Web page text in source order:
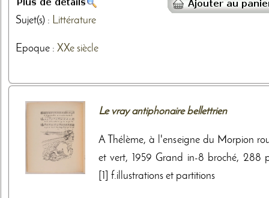
Sujet(s) : Littérature
Epoque : XXe siècle
Le vray antiphonaire bellettrien
A Thélème, à l'enseigne du Morpion
et vert, 1959 Grand in-8 broché, 288
[1] f.illustrations et partitions